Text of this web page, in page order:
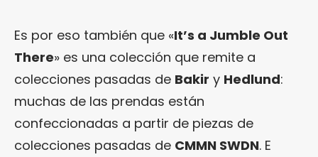
Es por eso también que «It’s a Jumble Out
There» es una colección que remite a
colecciones pasadas de Bakir y Hedlund:
muchas de las prendas están
confeccionadas a partir de piezas de
colecciones pasadas de CMMN SWDN. E